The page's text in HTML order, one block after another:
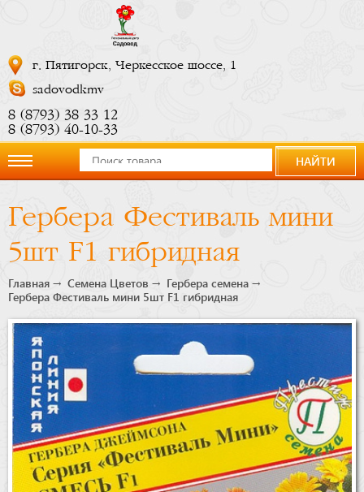
г. Пятигорск, Черкесское шоссе, 1
sadovodkmv
8 (8793) 38 33 12
8 (8793) 40-10-33
компании
Купить
сейчас
Бренды
Доставка
Оптовикам
НАЙТИ
Гербера Фестиваль мини
5шт F1 гибридная
Главная Семена Цветов
Гербера семена
Гербера Фестиваль мини 5шт F1 гибридная